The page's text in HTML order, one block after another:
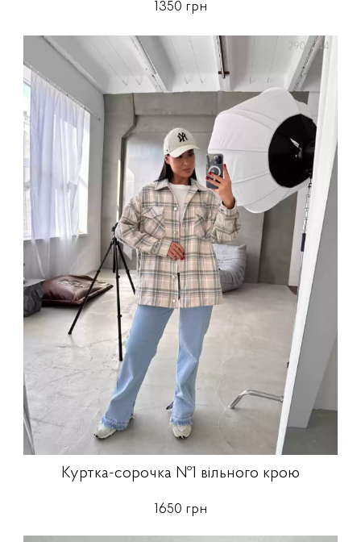
1350 грн
Куртка-сорочка №1 вільного крою
1650 грн